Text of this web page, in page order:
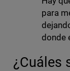
para
donde
¿Cuáles